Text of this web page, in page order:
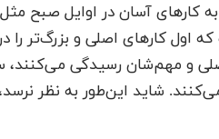
آسان در اوایل صبح مثل
اول کارهای اصلی و بزرگ‌تر
و مهم‌شان رسیدگی می‌کنند،
شاید این‌طور به نظر